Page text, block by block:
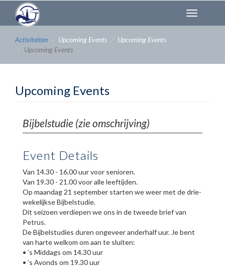
Overslaan
naar
inhoud
Activiteiten
Upcoming Events
Upcoming Events
Upcoming Events
Upcoming Events
Bijbelstudie (zie omschrijving)
Event Details
Van 14.30 - 16.00 uur voor senioren.
Van 19.30 - 21.00 voor alle leeftijden.
Op maandag 21 september starten we weer met de drie-
wekelijkse Bijbelstudie.
Dit seizoen verdiepen we ons in de tweede brief van
Petrus.
De Bijbelstudies duren ongeveer anderhalf uur. Je bent
van harte welkom om aan te sluiten:
• ’s Middags om 14.30 uur
• ’s Avonds om 19.30 uur